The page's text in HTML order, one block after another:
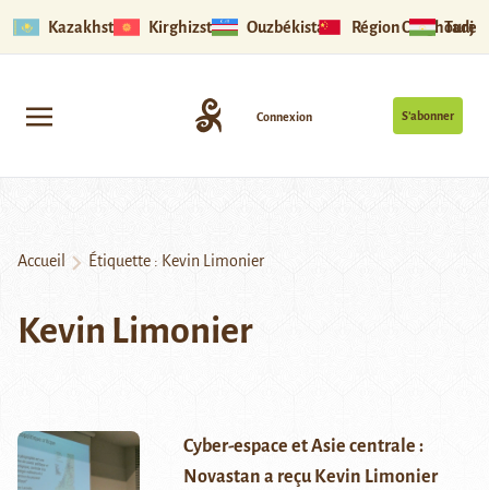
Kazakhstan Kirghizstan Ouzbékistan Région Ouïghoure
S’abonner
Connexion
Accueil Étiquette : Kevin Limonier
Kevin Limonier
Cyber-espace et Asie centrale :
Novastan a reçu Kevin Limonier